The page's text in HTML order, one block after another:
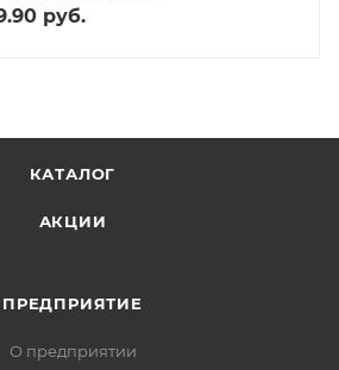
руб.
КАТАЛОГ
АКЦИИ
ПРЕДПРИЯТИЕ
О предприятии